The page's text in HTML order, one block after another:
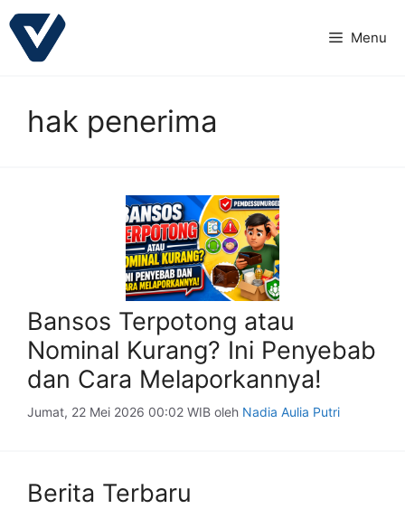
Langsung
ke
Menu
hak penerima
Bansos Terpotong atau
Nominal Kurang? Ini Penyebab
dan Cara Melaporkannya!
Jumat, 22 Mei 2026 00:02 WIB oleh Nadia Aulia Putri
Berita Terbaru